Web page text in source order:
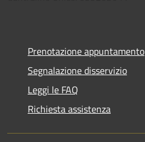
Prenotazione appuntamento
Segnalazione disservizio
Leggi le FAQ
Richiesta assistenza